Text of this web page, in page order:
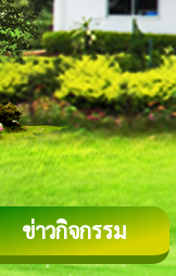
ข่าวกิจกรรม